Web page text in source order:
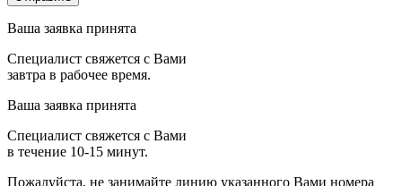
Ваша заявка принята
Специалист свяжется с Вами
завтра в рабочее время.
Ваша заявка принята
Специалист свяжется с Вами
в течение 10-15 минут.
Пожалуйста, не занимайте линию указанного Вами номера